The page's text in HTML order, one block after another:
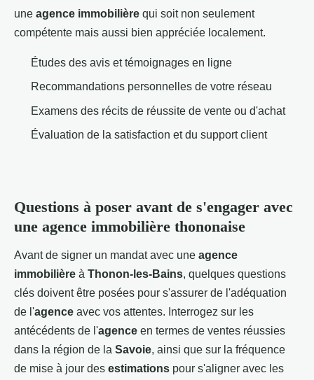
une agence immobilière qui soit non seulement
compétente mais aussi bien appréciée localement.
Études des avis et témoignages en ligne
Recommandations personnelles de votre réseau
Examens des récits de réussite de vente ou d'achat
Évaluation de la satisfaction et du support client
Questions à poser avant de s'engager avec
une agence immobilière thononaise
Avant de signer un mandat avec une agence
immobilière à Thonon-les-Bains, quelques questions
clés doivent être posées pour s'assurer de l'adéquation
de l'agence avec vos attentes. Interrogez sur les
antécédents de l'agence en termes de ventes réussies
dans la région de la Savoie, ainsi que sur la fréquence
de mise à jour des estimations pour s'aligner avec les